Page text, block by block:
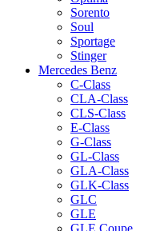
Sorento
Soul
Sportage
Stinger
Mercedes Benz
C-Class
CLA-Class
CLS-Class
E-Class
G-Class
GL-Class
GLA-Class
GLK-Class
GLC
GLE
GLE Coupe